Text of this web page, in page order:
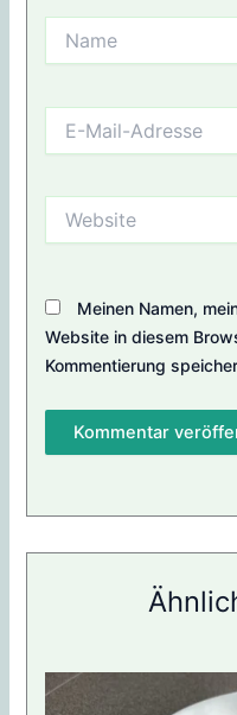
Mail-
Meinen Namen,
Website in diesem
Kommentierung